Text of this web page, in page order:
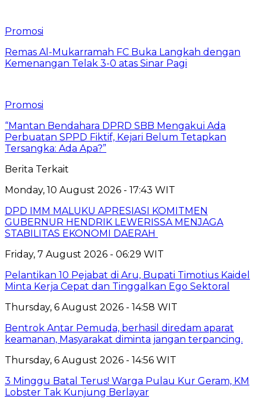
Promosi
Remas Al-Mukarramah FC Buka Langkah dengan
Kemenangan Telak 3-0 atas Sinar Pagi
Promosi
“Mantan Bendahara DPRD SBB Mengakui Ada
Perbuatan SPPD Fiktif, Kejari Belum Tetapkan
Tersangka: Ada Apa?”
Berita Terkait
Monday, 10 August 2026 - 17:43 WIT
DPD IMM MALUKU APRESIASI KOMITMEN
GUBERNUR HENDRIK LEWERISSA MENJAGA
STABILITAS EKONOMI DAERAH
Friday, 7 August 2026 - 06:29 WIT
Pelantikan 10 Pejabat di Aru, Bupati Timotius Kaidel
Minta Kerja Cepat dan Tinggalkan Ego Sektoral
Thursday, 6 August 2026 - 14:58 WIT
Bentrok Antar Pemuda, berhasil diredam aparat
keamanan, Masyarakat diminta jangan terpancing.
Thursday, 6 August 2026 - 14:56 WIT
3 Minggu Batal Terus! Warga Pulau Kur Geram, KM
Lobster Tak Kunjung Berlayar